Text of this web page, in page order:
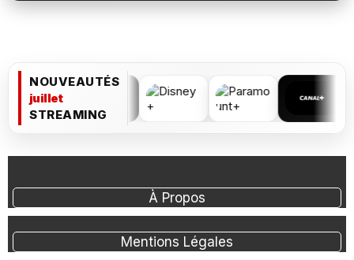
NOUVEAUTÉS
juillet
STREAMING
À Propos
Mentions Légales